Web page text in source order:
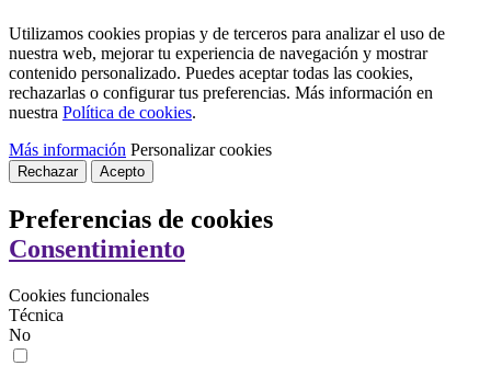
Utilizamos cookies propias y de terceros para analizar el uso de
nuestra web, mejorar tu experiencia de navegación y mostrar
contenido personalizado. Puedes aceptar todas las cookies,
rechazarlas o configurar tus preferencias. Más información en
nuestra Política de cookies.
Más información Personalizar cookies
Rechazar Acepto
Preferencias de cookies
Consentimiento
Cookies funcionales
Técnica
No